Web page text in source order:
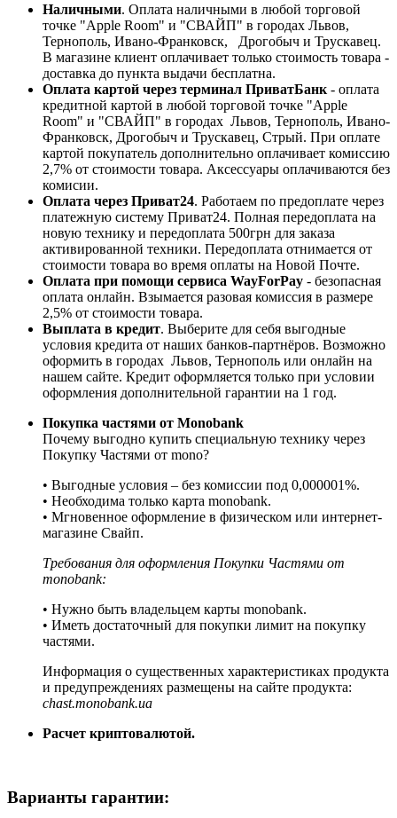
Наличными. Оплата наличными в любой торговой
точке "Apple Room" и "СВАЙП" в городах Львов,
Тернополь, Ивано-Франковск, Дрогобыч и Трускавец.
В магазине клиент оплачивает только стоимость товара -
доставка до пункта выдачи бесплатна.
Оплата картой через терминал ПриватБанк - оплата
кредитной картой в любой торговой точке "Apple
Room" и "СВАЙП" в городах Львов, Тернополь, Ивано-
Франковск, Дрогобыч и Трускавец, Стрый. При оплате
картой покупатель дополнительно оплачивает комиссию
2,7% от стоимости товара. Аксессуары оплачиваются без
комисии.
Оплата через Приват24. Работаем по предоплате через
платежную систему Приват24. Полная передоплата на
новую технику и передоплата 500грн для заказа
активированной техники. Передоплата отнимается от
стоимости товара во время оплаты на Новой Почте.
Оплата при помощи сервиса WayForPay - безопасная
оплата онлайн. Взымается разовая комиссия в размере
2,5% от стоимости товара.
Выплата в кредит. Выберите для себя выгодные
условия кредита от наших банков-партнёров. Возможно
оформить в городах Львов, Тернополь или онлайн на
нашем сайте. Кредит оформляется только при условии
оформления дополнительной гарантии на 1 год.
Покупка частями от Monobank
Почему выгодно купить специальную технику через
Покупку Частями от mono?
• Выгодные условия – без комиссии под 0,000001%.
• Необходима только карта monobank.
• Мгновенное оформление в физическом или интернет-
магазине Cвайп.
Требования для оформления Покупки Частями от
monobank:
• Нужно быть владельцем карты monobank.
• Иметь достаточный для покупки лимит на покупку
частями.
Информация о существенных характеристиках продукта
и предупреждениях размещены на сайте продукта:
chast.monobank.ua
Расчет криптовалютой.
Варианты гарантии: